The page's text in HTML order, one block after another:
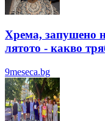
Хрема, запушено
лятотo - какво
9meseca.bg